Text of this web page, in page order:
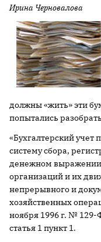
Ирина Черновалова
должны «жить» эти
попытались
«Бухгалтерский учет
систему сбора,
денежном выражении
организаций и их
непрерывного и
хозяйственных
ноября 1996 г. № 129-
статья 1 пункт 1.